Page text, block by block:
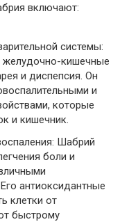
включают:
системы:
желудочно-кишечные
и диспепсия. Он
и
которые
и кишечник.
Шабрий
боли и
антиоксидантные
клетки от
быстрому